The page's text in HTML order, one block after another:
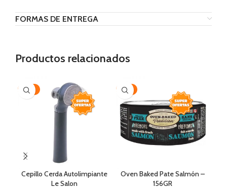
FORMAS DE ENTREGA
Productos relacionados
-35%
Cepillo Cerda Autolimpiante
Le Salon
-15%
Oven Baked Pate Salmón –
156GR